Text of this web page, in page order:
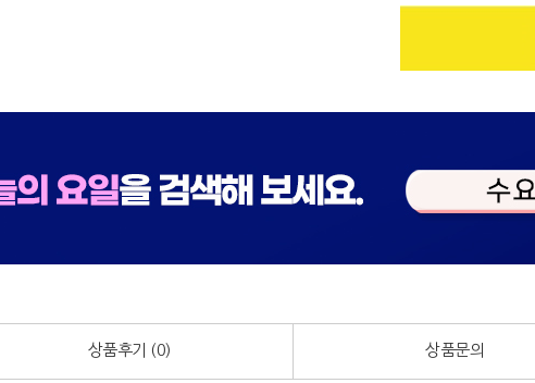
상품후기 (0) 상품문의